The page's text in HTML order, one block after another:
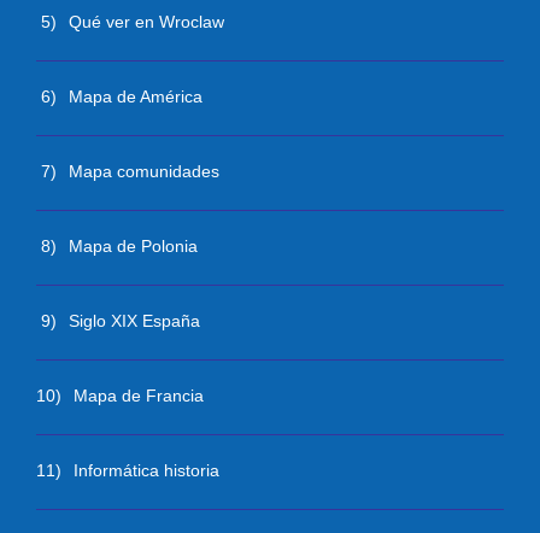
5) Qué ver en Wroclaw
6) Mapa de América
7) Mapa comunidades
8) Mapa de Polonia
9) Siglo XIX España
10) Mapa de Francia
11) Informática historia